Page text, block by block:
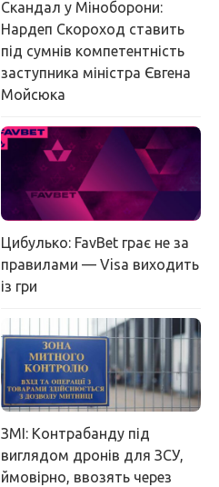
Скандал у Міноборони:
Нардеп Скороход ставить
під сумнів компетентність
заступника міністра Євгена
Мойсюка
Цибулько: FavBet грає не за
правилами — Visa виходить
із гри
ЗМІ: Контрабанду під
виглядом дронів для ЗСУ,
ймовірно, ввозять через